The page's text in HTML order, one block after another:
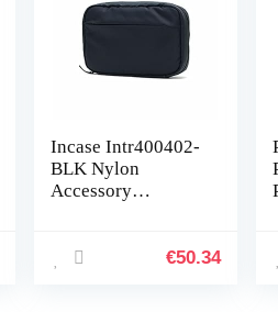
Incase Intr400402-
BLK Nylon
Accessory
Watch, opladers en
€50.34